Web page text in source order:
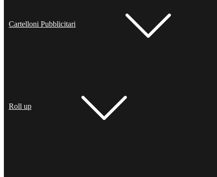
Cartelloni Pubblicitari
Roll up